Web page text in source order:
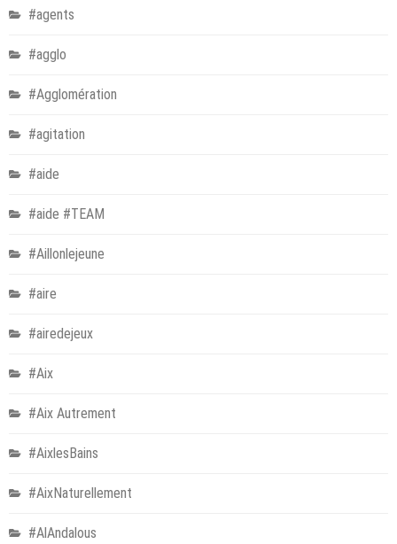
#agents
#agglo
#Agglomération
#agitation
#aide
#aide #TEAM
#Aillonlejeune
#aire
#airedejeux
#Aix
#Aix Autrement
#AixlesBains
#AixNaturellement
#AlAndalous